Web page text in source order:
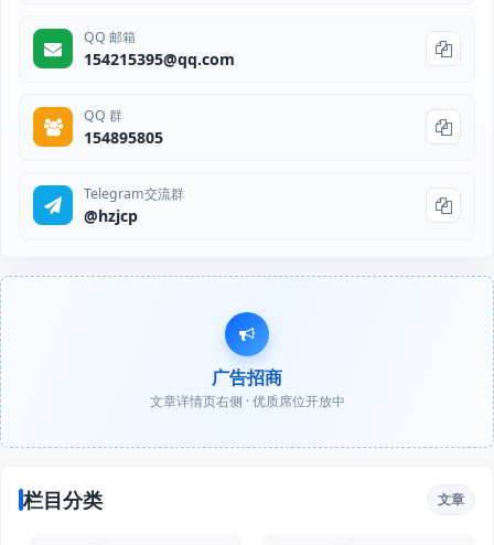
QQ 邮箱
154215395@qq.com
QQ 群
154895805
Telegram交流群
@hzjcp
广告招商
文章详情页右侧 · 优质席位开放中
栏目分类 文章